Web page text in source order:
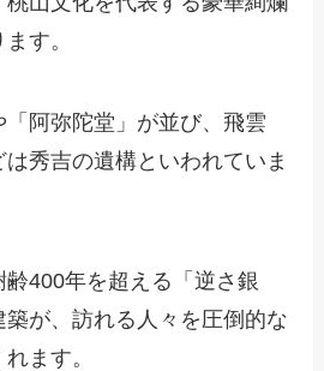
す。
「阿弥陀堂」が並び、飛雲
秀吉の遺構といわれていま
400年を超える「逆さ銀
が、訪れる人々を圧倒的な
ます。